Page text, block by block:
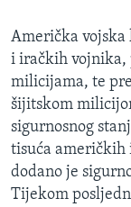
Learning English
PRATITE NAS
Jezici
Američka vojska
i iračkih vojnika,
milicijama, te
šijitskom
sigurnosnog
tisuća američkih
dodano je
Tijekom